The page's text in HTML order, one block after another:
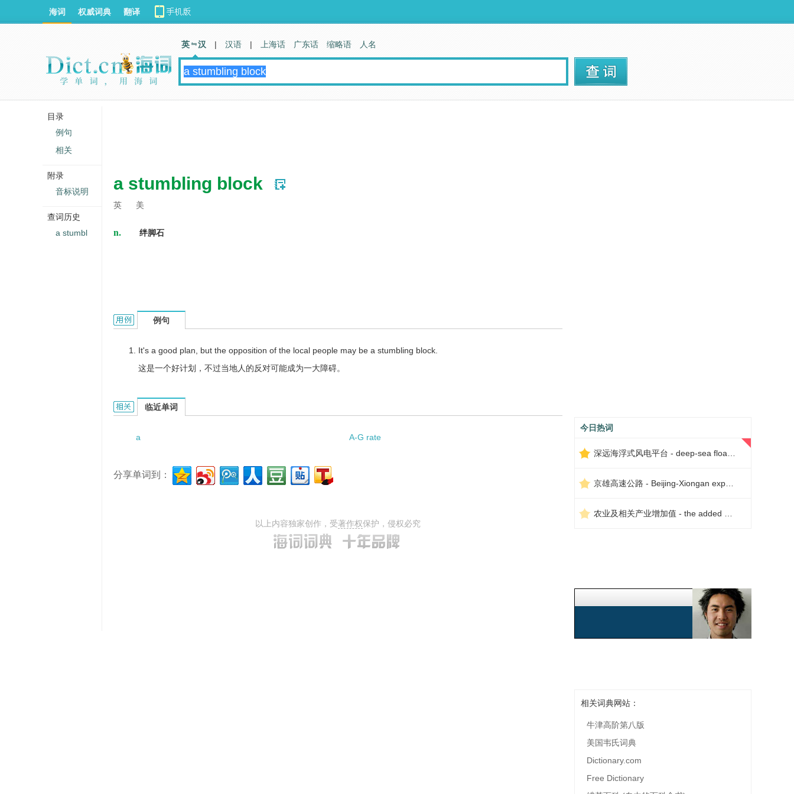
a stumbling block
英 美
n. 绊脚石
a stumbling block的用法和样例：
例句
It's a good plan, but the opposition of the local people may be a stumbling block.
这是一个好计划，不过当地人的反对可能成为一大障碍。
a stumbling block的相关资料：
临近单词
a A-G rate
分享单词到：
以上内容独家创作，受著作权保护，侵权必究
今日热词
相关词典网站：
牛津高阶第八版
美国韦氏词典
Dictionary.com
Free Dictionary
海词 权威词典 翻译
英 汉 | 汉语 | 上海话 广东话 缩略语 人名
目录
例句
相关
附录
音标说明
查词历史
a stumbl